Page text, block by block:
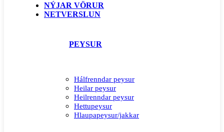
NÝJAR VÖRUR
NETVERSLUN
PEYSUR
Hálfrenndar peysur
Heilar peysur
Heilrenndar peysur
Hettupeysur
Hlaupapeysur/jakkar